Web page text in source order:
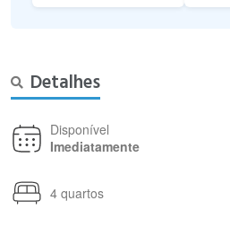
Detalhes
Disponível
Imediatamente
4 quartos